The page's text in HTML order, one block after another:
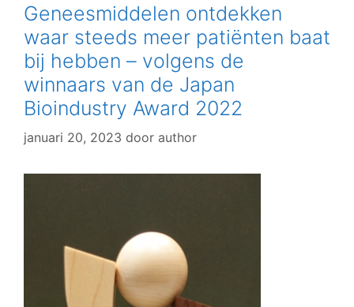
Geneesmiddelen ontdekken
waar steeds meer patiënten baat
bij hebben – volgens de
winnaars van de Japan
Bioindustry Award 2022
januari 20, 2023 door author